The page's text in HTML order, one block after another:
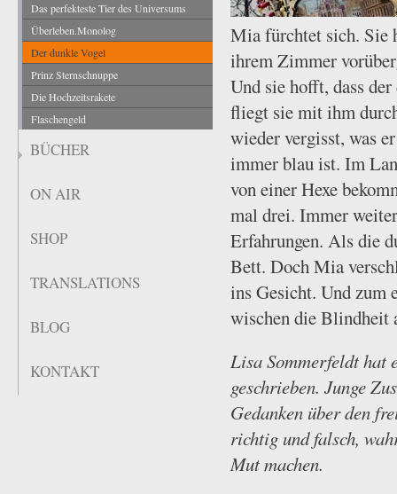
Das perfekteste Tier des Universums
Überleben.Monolog
Der dunkle Vogel
Prinz Sternschnuppe
Die Hochzeitsrakete
Flaschengeld
BÜCHER
ON AIR
SHOP
TRANSLATIONS
BLOG
KONTAKT
Mia fürchtet sich. Sie
ihrem Zimmer
Und sie hofft, dass
fliegt sie mit ihm
wieder vergisst, was
immer blau ist. Im
von einer Hexe
mal drei. Immer
Erfahrungen. Als die
Bett. Doch Mia
ins Gesicht. Und zum
wischen die Blindheit
Lisa Sommerfeldt hat
geschrieben. Junge
Gedanken über den
richtig und falsch,
Mut machen.